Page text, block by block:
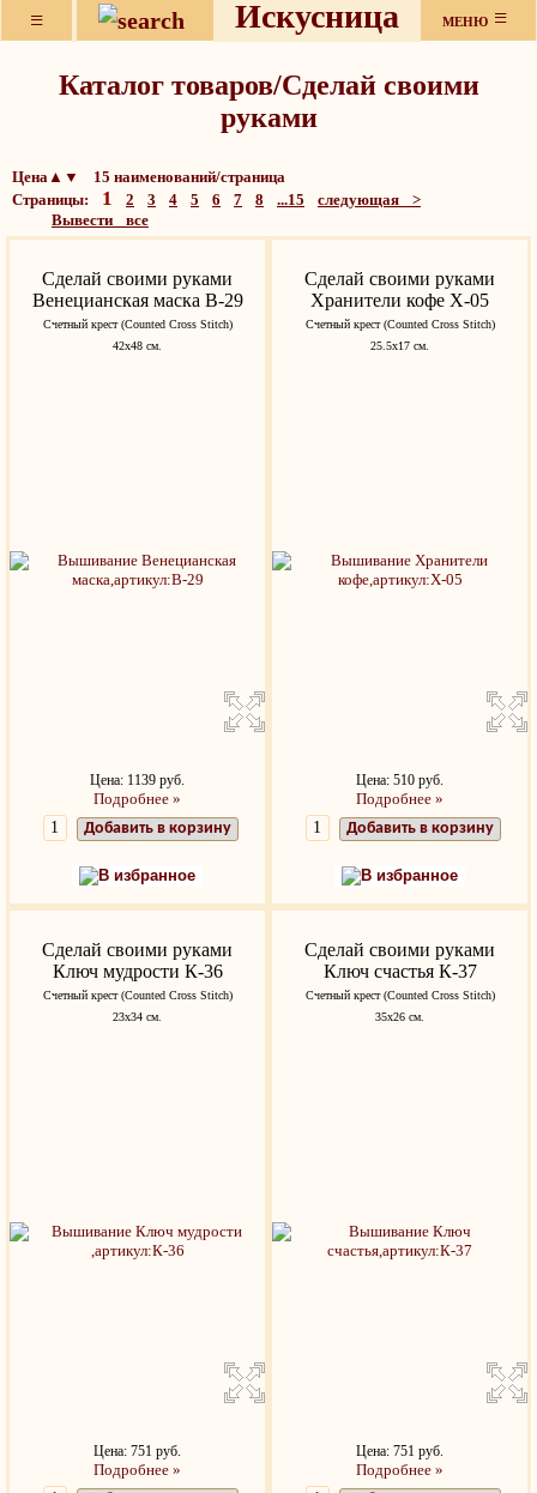
≡ Искусница МЕНЮ ≡
Каталог товаров/Сделай своими
руками
Цена▲▼ 15 наименований/страница
Страницы: 1 2 3 4 5 6 7 8 ...15
следующая >
Вывести все
Сделай своими руками
Венецианская маска В-29
Счетный крест (Counted Cross Stitch)
42х48 см.
Цена: 1139 руб.
Подробнее »
Добавить в корзину
В избранное
Сделай своими руками
Хранители кофе Х-05
Счетный крест (Counted Cross Stitch)
25.5х17 см.
Цена: 510 руб.
Подробнее »
Добавить в корзину
В избранное
Сделай своими руками
Ключ мудрости К-36
Счетный крест (Counted Cross Stitch)
23х34 см.
Цена: 751 руб.
Подробнее »
Сделай своими руками
Ключ счастья К-37
Счетный крест (Counted Cross Stitch)
35х26 см.
Цена: 751 руб.
Подробнее »